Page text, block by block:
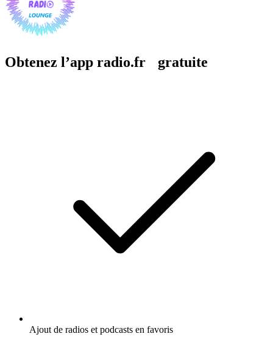
Obtenez l’app radio.fr gratuite
Ajout de radios et podcasts en favoris